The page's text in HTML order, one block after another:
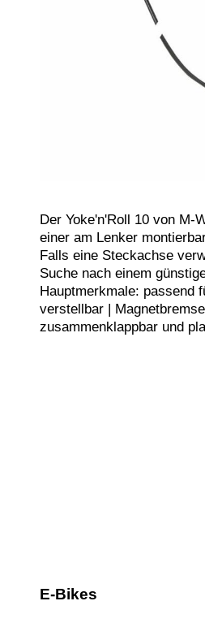
Der Yoke'n'Roll 10 von M-
einer am Lenker
Falls eine Steckachse
Suche nach einem
Hauptmerkmale: passend
verstellbar |
zusammenklappbar und
E-Bikes